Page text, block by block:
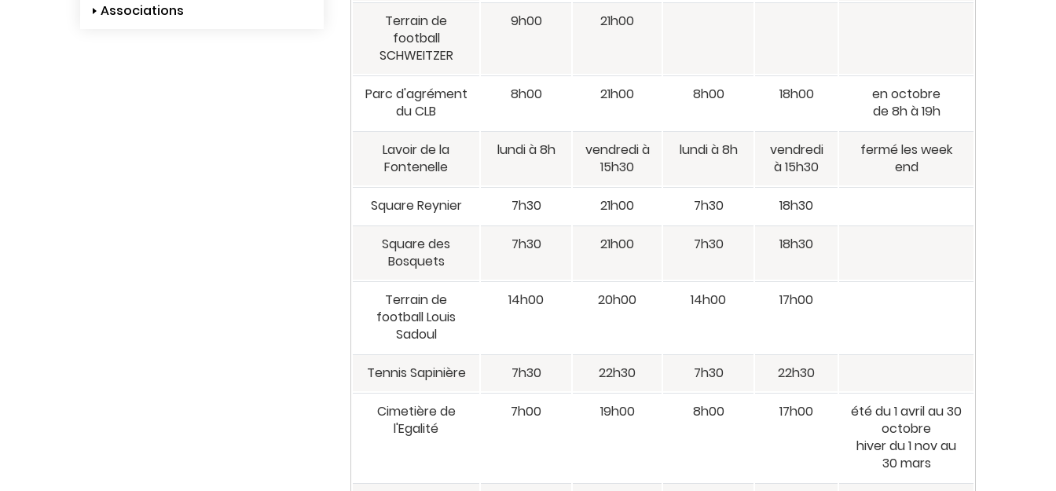
Terrain de
football
SCHWEITZER
9h00 21h00
Parc d'agrément
du CLB
8h00 21h00 8h00 18h00
en octobre
de 8h à 19h
Lavoir de la
Fontenelle
lundi à 8h
vendredi à
15h30
lundi à 8h
vendredi
à 15h30
fermé les week
end
Square Reynier 7h30 21h00 7h30 18h30
Square des
Bosquets
7h30 21h00 7h30 18h30
Terrain de
football Louis
Sadoul
14h00 20h00 14h00 17h00
Tennis Sapinière 7h30 22h30 7h30 22h30
Cimetière de
l'Egalité
7h00 19h00 8h00 17h00
été du 1 avril au 30
octobre
hiver du 1 nov au
30 mars
Associations